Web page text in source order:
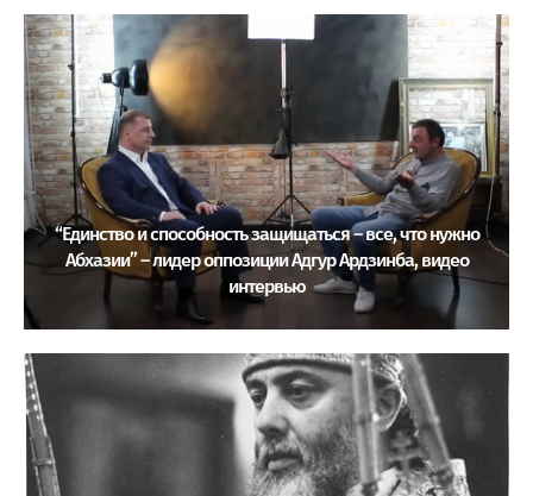
“Единство и способность защищаться – все, что нужно
Абхазии” – лидер оппозиции Адгур Ардзинба, видео
интервью